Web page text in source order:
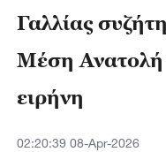
Γαλλίας
Μέση Ανατολή
ειρήνη
02:20:39 08-Apr-2026